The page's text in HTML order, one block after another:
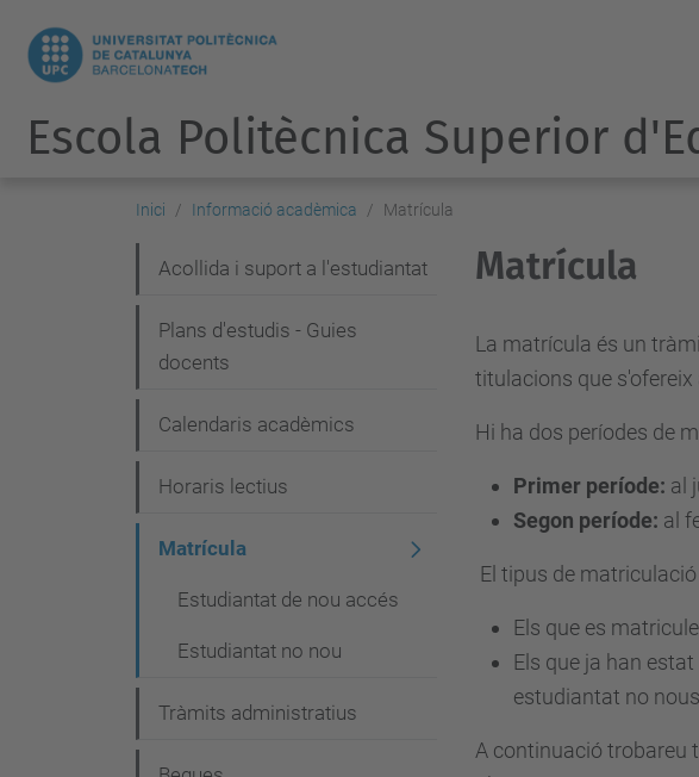
Escola Politècnica Superior
Inici Informació acadèmica Matrícula
Matrícula
La matrícula és un
titulacions que s'ofereix
Hi ha dos períodes de
Primer període: al
Segon període: al
El tipus de
Els que es
Els que ja han
estudiantat no nous
A continuació trobareu
a
e
a
c
Acollida i suport a l'estudiantat
Plans d'estudis - Guies
docents
Calendaris acadèmics
Horaris lectius
Matrícula
Estudiantat de nou accés
Estudiantat no nou
Tràmits administratius